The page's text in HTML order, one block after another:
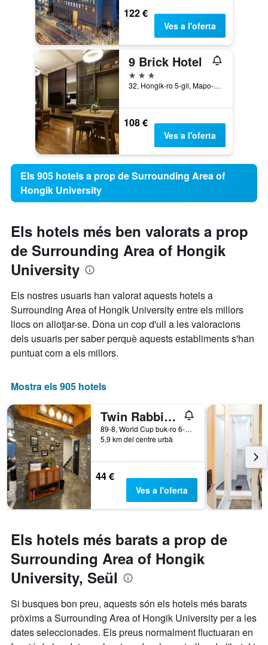
122 €
Ves a l'oferta
9 Brick Hotel
3 estrelles
32, Hongik-ro 5-gil, Mapo-gu, Seül, Corea del Sud
108 €
Ves a l'oferta
Els 905 hotels a prop de Surrounding Area of
Hongik University
Els hotels més ben valorats a prop
de Surrounding Area of Hongik
University
Els nostres usuaris han valorat aquests hotels a
Surrounding Area of Hongik University entre els millors
llocs on allotjar-se. Dona un cop d'ull a les valoracions
dels usuaris per saber perquè aquests establiments s'han
puntuat com a els millors.
Mostra els 905 hotels
Twin Rabbit Guesthouse
89-8, World Cup buk-ro 6-gil, Mapo-gu, Seül, Corea del Sud
5,9 km del centre urbà
44 €
Ves a l'oferta
Els hotels més barats a prop de
Surrounding Area of Hongik
University, Seül
Si busques bon preu, aquests són els hotels més barats
pròxims a Surrounding Area of Hongik University per a les
dates seleccionades. Els preus normalment fluctuaran en